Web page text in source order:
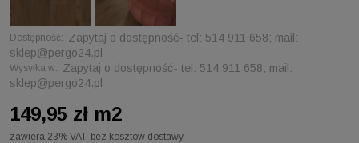
Dostępność:
Zapytaj o dostępność- tel: 514 911 658; mail:
sklep@pergo24.pl
Wysyłka w:
Zapytaj o dostępność- tel: 514 911 658; mail:
sklep@pergo24.pl
149,95 zł m2
zawiera 23% VAT, bez kosztów dostawy